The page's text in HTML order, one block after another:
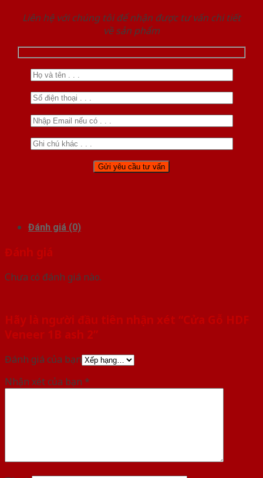
Liên hệ với chúng tôi để nhận được tư vấn chi tiết
về sản phẩm
Đánh giá (0)
Đánh giá
Chưa có đánh giá nào.
Hãy là người đầu tiên nhận xét “Cửa Gỗ HDF
Veneer 1B ash 2”
Đánh giá của bạn
Nhận xét của bạn *